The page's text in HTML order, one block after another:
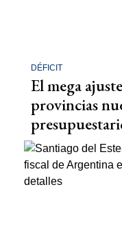
DÉFICIT
El mega
provincias